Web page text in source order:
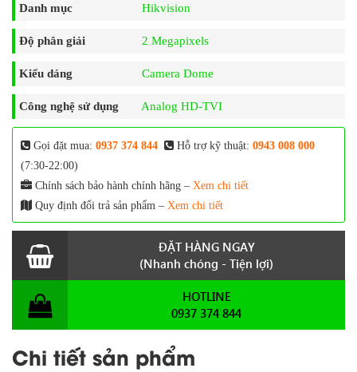
Danh mục Hikvision
Độ phân giải 2 Megapixels
Kiểu dáng Camera Dome
Công nghệ sử dụng Analog HD-TVI
Gọi đặt mua: 0937 374 844 Hỗ trợ kỹ thuật: 0943 008 000
(7:30-22:00)
Chính sách bảo hành chính hãng – Xem chi tiết
Quy định đổi trả sản phẩm – Xem chi tiết
ĐẶT HÀNG NGAY
(Nhanh chóng - Tiện lợi)
HOTLINE
0937 374 844
Chi tiết sản phẩm